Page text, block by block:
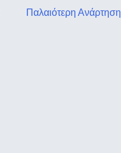
Παλαιότερη Ανάρτηση